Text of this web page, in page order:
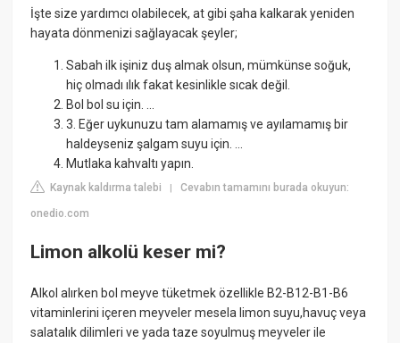
İşte size yardımcı olabilecek, at gibi şaha kalkarak yeniden
hayata dönmenizi sağlayacak şeyler;
Sabah ilk işiniz duş almak olsun, mümkünse soğuk,
hiç olmadı ılık fakat kesinlikle sıcak değil.
Bol bol su için. ...
3. Eğer uykunuzu tam alamamış ve ayılamamış bir
haldeyseniz şalgam suyu için. ...
Mutlaka kahvaltı yapın.
Kaynak kaldırma talebi |Cevabın tamamını burada okuyun:
onedio.com
Limon alkolü keser mi?
Alkol alırken bol meyve tüketmek özellikle B2-B12-B1-B6
vitaminlerini içeren meyveler mesela limon suyu,havuç veya
salatalık dilimleri ve yada taze soyulmuş meyveler ile